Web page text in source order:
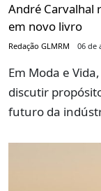
André Carvalhal
em novo livro
Redação GLMRM 06 de
Em Moda e
discutir
futuro da